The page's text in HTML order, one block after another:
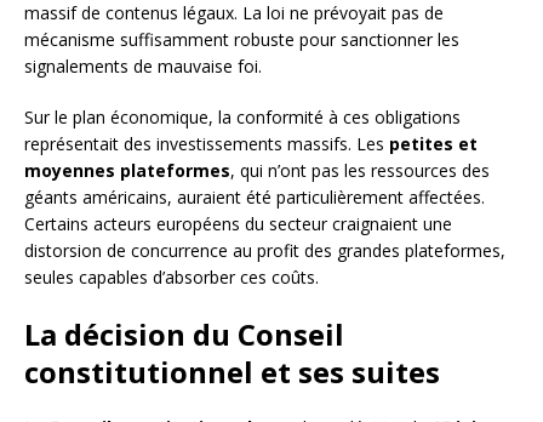
massif de contenus légaux. La loi ne prévoyait pas de
mécanisme suffisamment robuste pour sanctionner les
signalements de mauvaise foi.
Sur le plan économique, la conformité à ces obligations
représentait des investissements massifs. Les petites et
moyennes plateformes, qui n’ont pas les ressources des
géants américains, auraient été particulièrement affectées.
Certains acteurs européens du secteur craignaient une
distorsion de concurrence au profit des grandes plateformes,
seules capables d’absorber ces coûts.
La décision du Conseil
constitutionnel et ses suites